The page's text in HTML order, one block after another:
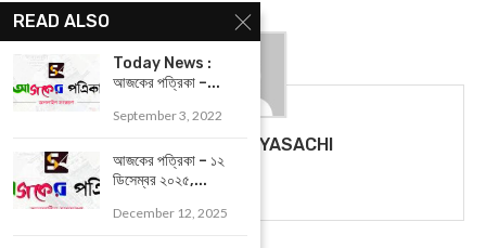
BIPLABI SABYASACHI
READ ALSO
Today News :
আজকের পত্রিকা –...
September 3, 2022
আজকের পত্রিকা – ১২
ডিসেম্বর ২০২৫,...
December 12, 2025